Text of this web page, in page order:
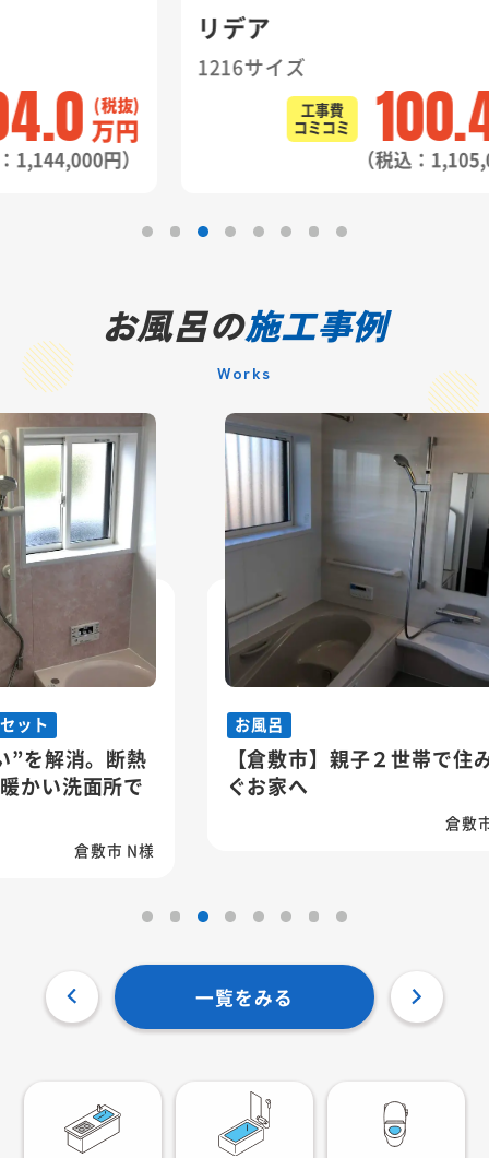
100.4 万円
（税込：1,105,000円）
お風呂の施工事例
Works
【倉敷市】親子２世帯で住み継
ぐお家へ
一覧をみる